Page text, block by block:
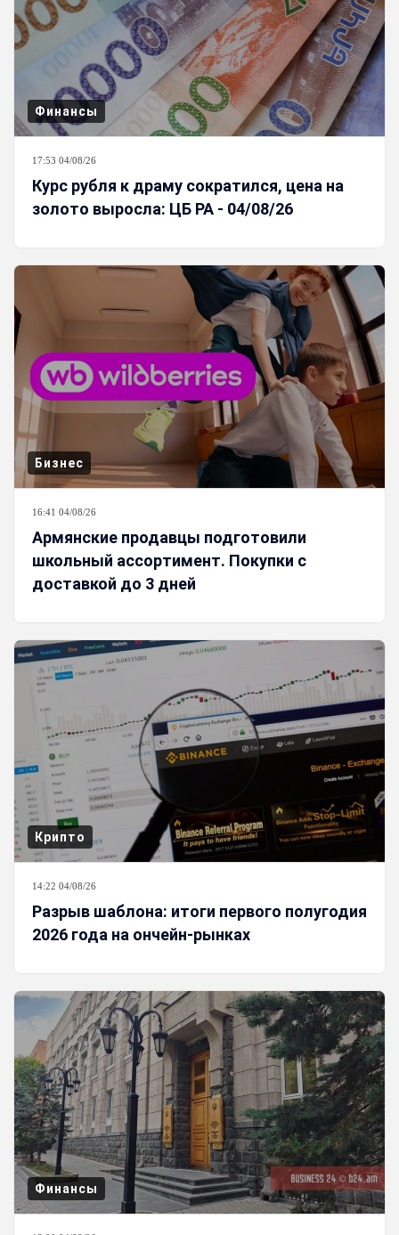
Финансы
17:53 04/08/26
Курс рубля к драму сократился, цена на
золото выросла: ЦБ РА - 04/08/26
Бизнес
16:41 04/08/26
Армянские продавцы подготовили
школьный ассортимент. Покупки с
доставкой до 3 дней
Крипто
14:22 04/08/26
Разрыв шаблона: итоги первого полугодия
2026 года на ончейн-рынках
Финансы